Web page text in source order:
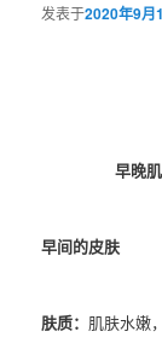
发表于2020年9月
早晚
早间的皮肤
肤质： 肌肤水嫩